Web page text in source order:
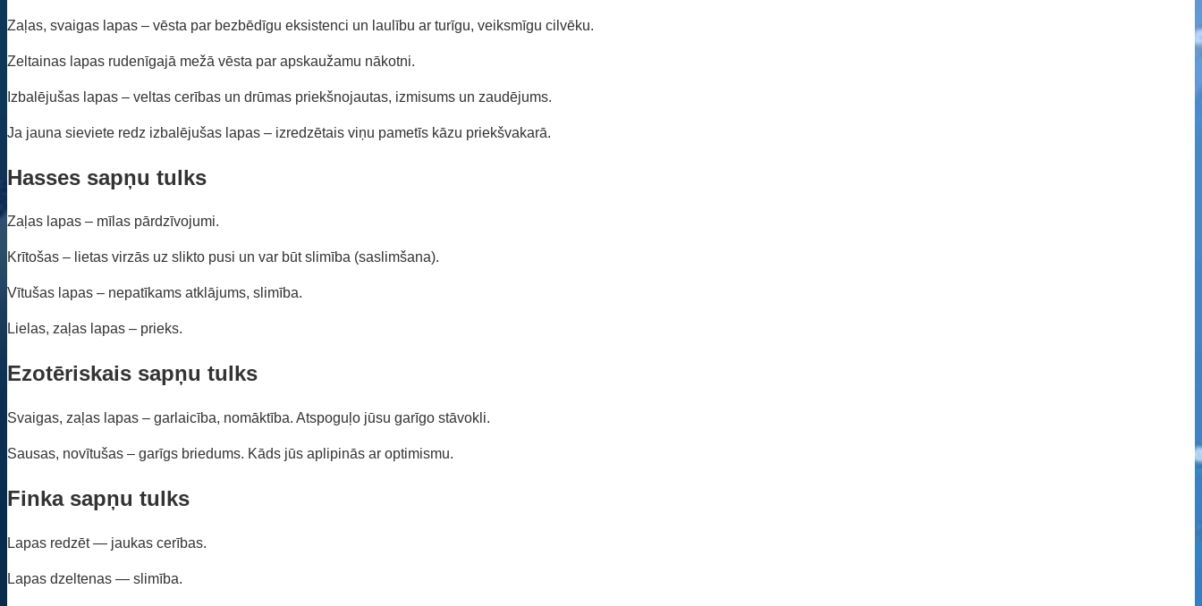
Zaļas, svaigas lapas – vēsta par bezbēdīgu eksistenci un laulību ar turīgu, veiksmīgu cilvēku.
Zeltainas lapas rudenīgajā mežā vēsta par apskaužamu nākotni.
Izbalējušas lapas – veltas cerības un drūmas priekšnojautas, izmisums un zaudējums.
Ja jauna sieviete redz izbalējušas lapas – izredzētais viņu pametīs kāzu priekšvakarā.
Hasses sapņu tulks
Zaļas lapas – mīlas pārdzīvojumi.
Krītošas – lietas virzās uz slikto pusi un var būt slimība (saslimšana).
Vītušas lapas – nepatīkams atklājums, slimība.
Lielas, zaļas lapas – prieks.
Ezotēriskais sapņu tulks
Svaigas, zaļas lapas – garlaicība, nomāktība. Atspoguļo jūsu garīgo stāvokli.
Sausas, novītušas – garīgs briedums. Kāds jūs aplipinās ar optimismu.
Finka sapņu tulks
Lapas redzēt — jaukas cerības.
Lapas dzeltenas — slimība.